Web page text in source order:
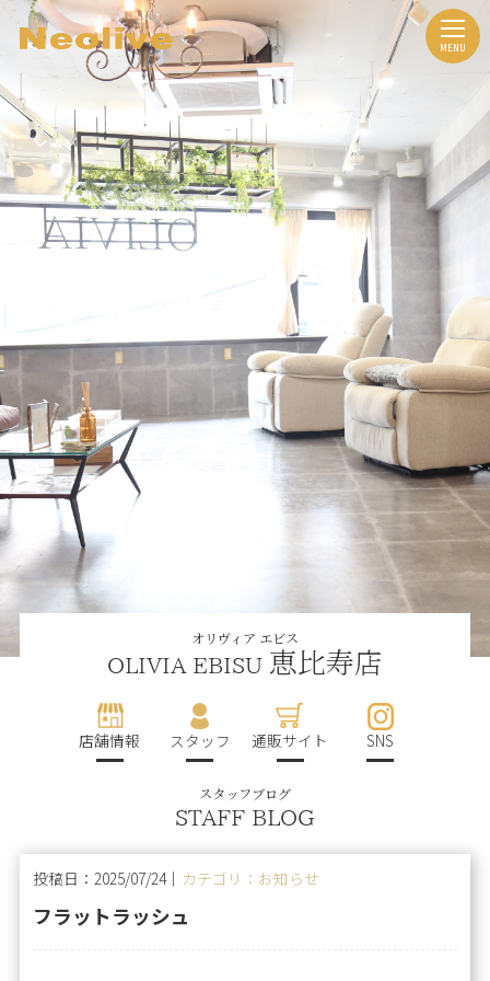
オリヴィア エビス
OLIVIA EBISU 恵比寿店
店舗情報 スタッフ 通販サイト SNS
スタッフブログ
STAFF BLOG
投稿日：2025/07/24｜ カテゴリ：お知らせ
フラットラッシュ